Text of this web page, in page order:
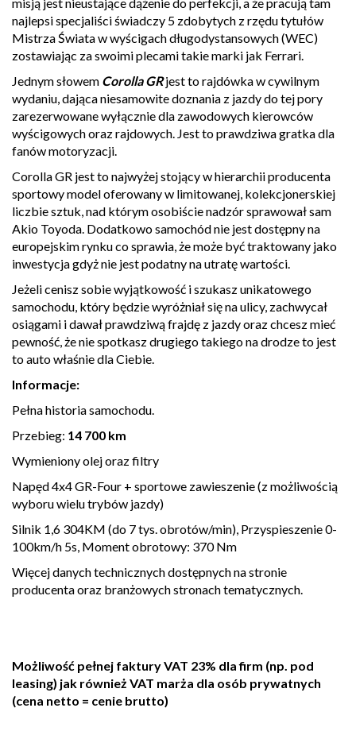
najlepsi specjaliści świadczy 5 zdobytych z rzędu tytułów
Mistrza Świata w wyścigach długodystansowych (WEC)
zostawiając za swoimi plecami takie marki jak Ferrari.
Jednym słowem Corolla GRjest to rajdówka w cywilnym
wydaniu, dająca niesamowite doznania z jazdy do tej pory
zarezerwowane wyłącznie dla zawodowych kierowców
wyścigowych oraz rajdowych. Jest to prawdziwa gratka dla
fanów motoryzacji.
Corolla GR jest to najwyżej stojący w hierarchii producenta
sportowy model oferowany w limitowanej, kolekcjonerskiej
liczbie sztuk, nad którym osobiście nadzór sprawował sam
Akio Toyoda. Dodatkowo samochód nie jest dostępny na
europejskim rynku co sprawia, że może być traktowany jako
inwestycja gdyż nie jest podatny na utratę wartości.
Jeżeli cenisz sobie wyjątkowość i szukasz unikatowego
samochodu, który będzie wyróżniał się na ulicy, zachwycał
osiągami i dawał prawdziwą frajdę z jazdy oraz chcesz mieć
pewność, że nie spotkasz drugiego takiego na drodze to jest
to auto właśnie dla Ciebie.
Informacje:
Pełna historia samochodu.
Przebieg: 14 700 km
Wymieniony olej oraz filtry
Napęd 4x4 GR-Four + sportowe zawieszenie (z możliwością
wyboru wielu trybów jazdy)
Silnik 1,6 304KM (do 7 tys. obrotów/min), Przyspieszenie 0-
100km/h 5s, Moment obrotowy: 370 Nm
Więcej danych technicznych dostępnych na stronie
producenta oraz branżowych stronach tematycznych.
Możliwość pełnej faktury VAT 23% dla firm (np. pod
leasing) jak również VAT marża dla osób prywatnych
(cena netto = cenie brutto)